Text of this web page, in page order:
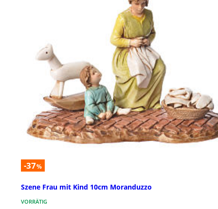
-37%
Szene Frau mit Kind 10cm Moranduzzo
VORRÄTIG